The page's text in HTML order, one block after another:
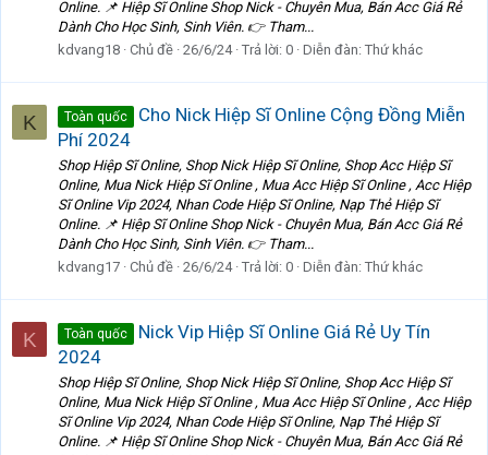
Online. 📌 Hiệp Sĩ Online Shop Nick - Chuyên Mua, Bán Acc Giá Rẻ
Dành Cho Học Sinh, Sinh Viên. 👉 Tham...
kdvang18 Chủ đề 26/6/24 Trả lời: 0 Diễn đàn: Thứ khác
K Toàn quốc
Cho Nick Hiệp Sĩ Online Cộng Đồng Miễn
Phí 2024
Shop Hiệp Sĩ Online, Shop Nick Hiệp Sĩ Online, Shop Acc Hiệp Sĩ
Online, Mua Nick Hiệp Sĩ Online , Mua Acc Hiệp Sĩ Online , Acc Hiệp
Sĩ Online Vip 2024, Nhan Code Hiệp Sĩ Online, Nạp Thẻ Hiệp Sĩ
Online. 📌 Hiệp Sĩ Online Shop Nick - Chuyên Mua, Bán Acc Giá Rẻ
Dành Cho Học Sinh, Sinh Viên. 👉 Tham...
kdvang17 Chủ đề 26/6/24 Trả lời: 0 Diễn đàn: Thứ khác
K Toàn quốc
Nick Vip Hiệp Sĩ Online Giá Rẻ Uy Tín
2024
Shop Hiệp Sĩ Online, Shop Nick Hiệp Sĩ Online, Shop Acc Hiệp Sĩ
Online, Mua Nick Hiệp Sĩ Online , Mua Acc Hiệp Sĩ Online , Acc Hiệp
Sĩ Online Vip 2024, Nhan Code Hiệp Sĩ Online, Nạp Thẻ Hiệp Sĩ
Online. 📌 Hiệp Sĩ Online Shop Nick - Chuyên Mua, Bán Acc Giá Rẻ